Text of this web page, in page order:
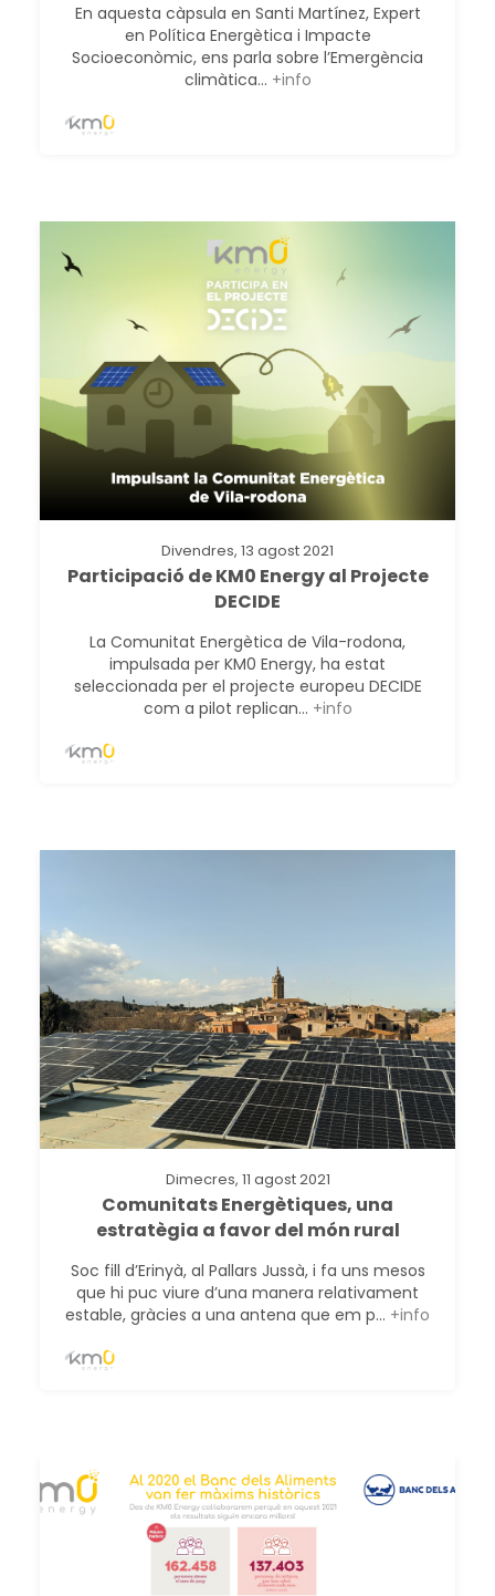
En aquesta càpsula en Santi Martínez, Expert
en Política Energètica i Impacte
Socioeconòmic, ens parla sobre l’Emergència
climàtica... +info
Divendres, 13 agost 2021
Participació de KM0 Energy al Projecte
DECIDE
La Comunitat Energètica de Vila-rodona,
impulsada per KM0 Energy, ha estat
seleccionada per el projecte europeu DECIDE
com a pilot replican... +info
Dimecres, 11 agost 2021
Comunitats Energètiques, una
estratègia a favor del món rural
Soc fill d’Erinyà, al Pallars Jussà, i fa uns mesos
que hi puc viure d’una manera relativament
estable, gràcies a una antena que em p... +info